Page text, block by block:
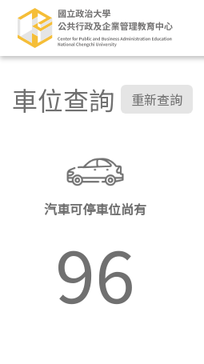
車位查詢 重新查詢
汽車可停車位尚有
96